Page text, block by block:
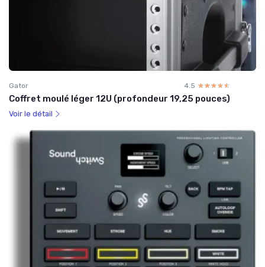
Gator 4.5 ☆☆☆☆☆
★★★★★
Coffret moulé léger 12U (profondeur 19,25 pouces)
Voir le détail